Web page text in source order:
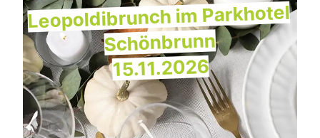
Leopoldibrunch im Parkhotel
Schönbrunn
15.11.2026